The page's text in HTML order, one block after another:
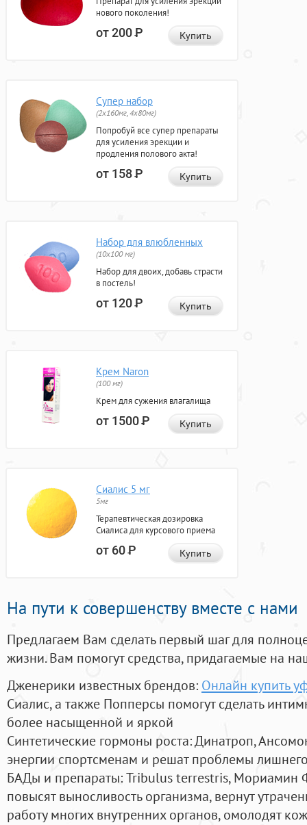
нового поколения!
от 200Р Купить
Супер набор
(2х160мг, 4х80мг)
Попробуй все супер препараты
для усиления эрекции и
продления полового акта!
от 158Р Купить
Набор для влюбленных
(10х100 мг)
Набор для двоих, добавь страсти
в постель!
от 120Р Купить
Крем Naron
(100 мг)
Крем для сужения влагалища
от 1500Р Купить
Сиалис 5 мг
5мг
Терапевтическая дозировка
Сиалиса для курсового приема
от 60Р Купить
На пути к совершенству вместе с нами
Предлагаем Вам сделать первый шаг для
жизни. Вам помогут средства, придагаемые на
Дженерики известных брендов: Онлайн купить
Сиалис, а также Попперсы помогут сделать
более насыщенной и яркой
Синтетические гормоны роста: Динатроп,
энергии спортсменам и решат проблемы
БАДы и препараты:Tribulus terrestris, Мориамин
повысят выносливость организма, вернут
работу многих внутренних органов, омолодят